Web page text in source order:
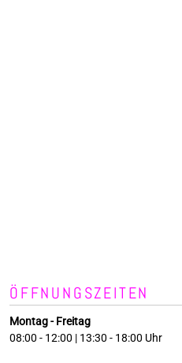
ÖFFNUNGSZEITEN
Montag - Freitag
08:00 - 12:00 | 13:30 - 18:00 Uhr